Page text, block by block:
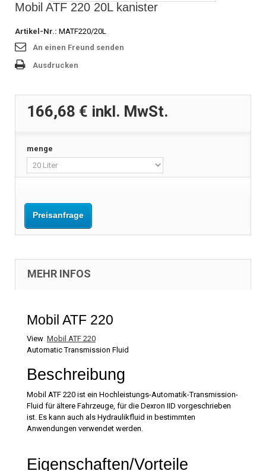
Mobil ATF 220 20L kanister
Artikel-Nr.: MATF220/20L
An einen Freund senden
Ausdrucken
166,68 € inkl. MwSt.
menge
Preisanfrage
MEHR INFOS
Mobil ATF 220
View Mobil ATF 220
Automatic Transmission Fluid
Beschreibung
Mobil ATF 220 ist ein Hochleistungs-Automatik-Transmission-
Fluid für ältere Fahrzeuge, für die Dexron IID vorgeschrieben
ist. Es kann auch als Hydraulikfluid in bestimmten
Anwendungen verwendet werden.
Eigenschaften/Vorteile